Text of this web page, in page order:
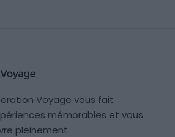
Voyage vous fait
mémorables et vous
pleinement.